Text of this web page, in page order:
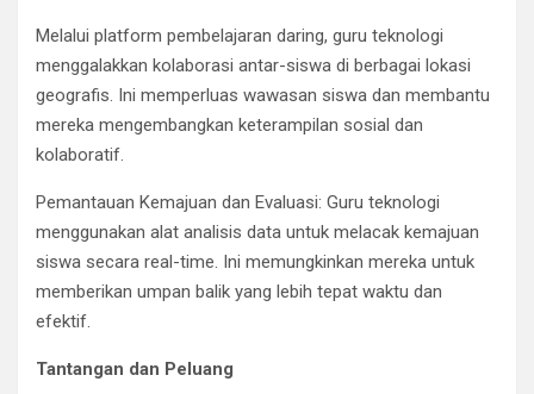
Melalui platform pembelajaran daring, guru teknologi
menggalakkan kolaborasi antar-siswa di berbagai lokasi
geografis. Ini memperluas wawasan siswa dan membantu
mereka mengembangkan keterampilan sosial dan
kolaboratif.
Pemantauan Kemajuan dan Evaluasi: Guru teknologi
menggunakan alat analisis data untuk melacak kemajuan
siswa secara real-time. Ini memungkinkan mereka untuk
memberikan umpan balik yang lebih tepat waktu dan
efektif.
Tantangan dan Peluang